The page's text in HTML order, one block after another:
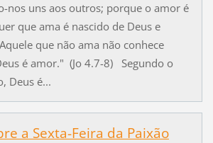
nos uns aos outros; porque o amor é
que ama é nascido de Deus e
que não ama não conhece
é amor." (Jo 4.7-8) Segundo o
Deus é...
a Sexta-Feira da Paixão